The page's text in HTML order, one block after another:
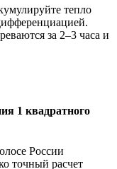
тепло
за 2–3 часа и
1 квадратного
России
точный расчет